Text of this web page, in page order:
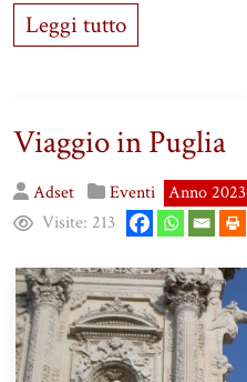
Leggi tutto
Viaggio in Puglia
Adset Eventi Anno 2023
Visite: 213